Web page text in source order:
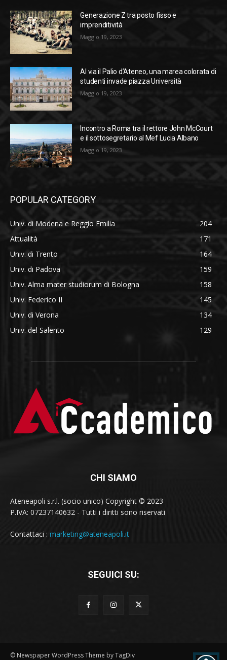
Generazione Z tra posto fisso e
imprenditività
Maggio 19, 2023
Al via il Palio d’Ateneo, una marea colorata di
studenti invade piazza Università
Maggio 19, 2023
Incontro a Roma tra il rettore John McCourt
e il sottosegretario al Mef Lucia Albano
Maggio 19, 2023
POPULAR CATEGORY
Univ. di Modena e Reggio Emilia
204
Attualità
171
Univ. di Trento
164
Univ. di Padova
159
Univ. Alma mater studiorum di Bologna
158
Univ. Federico II
145
Univ. di Verona
134
Univ. del Salento
129
CHI SIAMO
Ateneapoli s.r.l. (socio unico) Copyright © 2023
P.IVA: 07237140632 - Tutti i diritti sono riservati
Contattaci : marketing@ateneapoli.it
SEGUICI SU:
© Newspaper WordPress Theme by TagDiv